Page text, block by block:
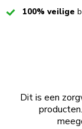
Checked100% veilige
Dit is een